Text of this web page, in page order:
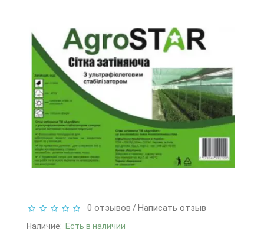
0 отзывов /Написать отзыв
Наличие: Есть в наличии